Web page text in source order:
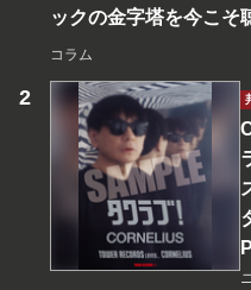
ックの金字塔を今こそ
コラム